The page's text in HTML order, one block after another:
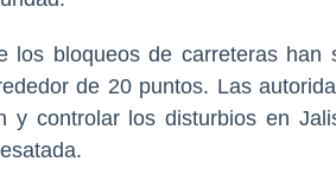
los bloqueos de carreteras han
de 20 puntos. Las
y controlar los disturbios en